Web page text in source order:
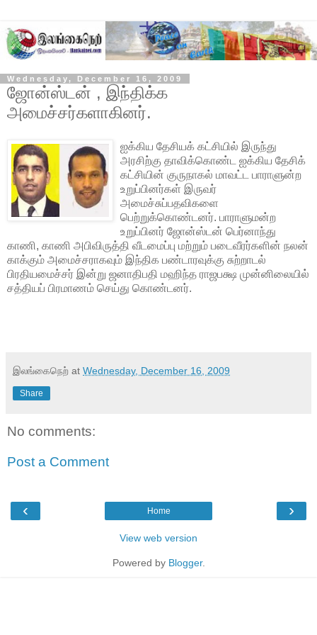
Wednesday, December 16, 2009
ஜோன்ஸ்டன் , இந்திக்க
அமைச்சர்களாகினர்.
ஐக்கிய தேசியக் கட்சியில் இருந்து
அரசிற்கு தாவிக்கொண்ட ஐக்கிய தேசிக்
கட்சியின் குருநாகல் மாவட்ட பாராளுன்ற
உறுப்பினர்கள் இருவர்
அமைச்சுப்பதவிகளை
பெற்றுக்கொண்டனர். பாராளுமன்ற
உறுப்பினர் ஜோன்ஸ்டன் பெர்னாந்து
காணி, காணி அபிவிருத்தி வீடமைப்பு மற்றும் படைவீரர்களின் நலன்
காக்கும் அமைச்சராகவும் இந்திக பண்டாரவுக்கு சுற்றாடல்
பிரதியமைச்சர் இன்று ஜனாதிபதி மஹிந்த ராஜபக்ஷ முன்னிலையில்
சத்தியப் பிரமாணம் செய்து கொண்டனர்.
இலங்கைநெற் at Wednesday, December 16, 2009
Share
No comments:
Post a Comment
‹ ›
Home
View web version
Powered by Blogger.